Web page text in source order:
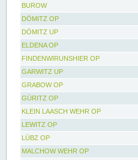
BUROW
DÖMITZ OP
DÖMITZ UP
ELDENA OP
FINDENWIRUNSHIER OP
GARWITZ UP
GRABOW OP
GÜRITZ OP
KLEIN LAASCH WEHR OP
LEWITZ OP
LÜBZ OP
MALCHOW WEHR OP